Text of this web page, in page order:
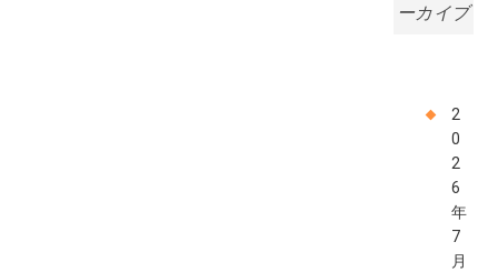
ーカイブ
2
0
2
6
年
7
月